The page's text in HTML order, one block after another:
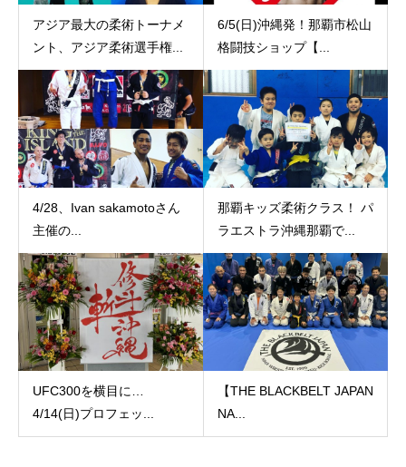
アジア最大の柔術トーナメ
ント、アジア柔術選手権...
6/5(日)沖縄発！那覇市松山
格闘技ショップ【...
4/28、Ivan sakamotoさん
主催の...
那覇キッズ柔術クラス！ パ
ラエストラ沖縄那覇で...
UFC300を横目に…
4/14(日)プロフェッ...
【THE BLACKBELT JAPAN
NA...